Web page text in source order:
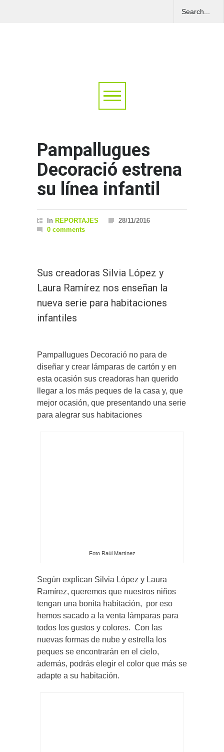
Pampallugues
Decoració estrena
su línea infantil
In REPORTAJES
28/11/2016
0 comments
Sus creadoras Silvia López y
Laura Ramírez nos enseñan la
nueva serie para habitaciones
infantiles
Pampallugues Decoració no para de
diseñar y crear lámparas de cartón y en
esta ocasión sus creadoras han querido
llegar a los más peques de la casa y, que
mejor ocasión, que presentando una serie
para alegrar sus habitaciones
Foto Raúl Martínez
Según explican Silvia López y Laura
Ramírez, queremos que nuestros niños
tengan una bonita habitación, por eso
hemos sacado a la venta lámparas para
todos los gustos y colores. Con las
nuevas formas de nube y estrella los
peques se encontrarán en el cielo,
además, podrás elegir el color que más se
adapte a su habitación.